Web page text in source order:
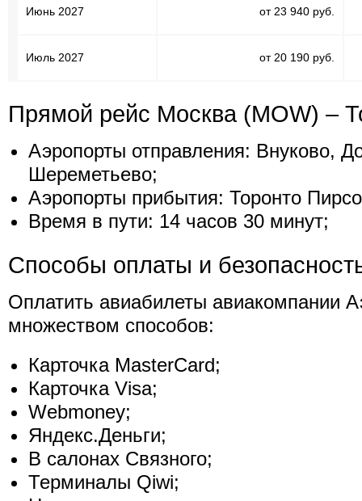
Июнь 2027 от 23 940 руб.
Июль 2027 от 20 190 руб.
Прямой рейс Москва (MOW) –
Аэропорты отправления: Внуково,
Шереметьево;
Аэропорты прибытия: Торонто
Время в пути: 14 часов 30 минут;
Способы оплаты и
Оплатить авиабилеты авиакомпании
множеством способов:
Карточка MasterCard;
Карточка Visa;
Webmoney;
Яндекс.Деньги;
В салонах Связного;
Терминалы Qiwi;